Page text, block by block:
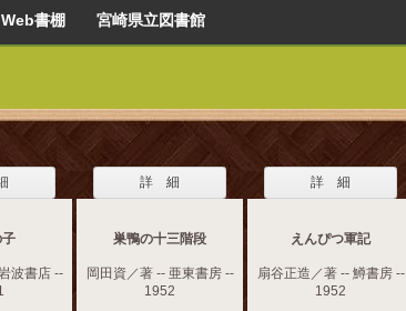
Web書棚 宮崎県立図書館
子
波書店 --
詳 細
巣鴨の十三階段
岡田資／著 -- 亜東書房 --
1952
詳 細
えんぴつ軍記
扇谷正造／著 -- 鱒書房 --
1952